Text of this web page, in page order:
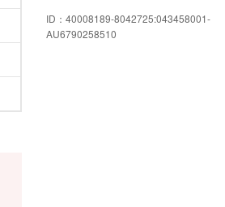
の車が展示されています!新車・未
使用車・中古車などをオールメー
ID： 40008189-8042725:043458001-
AU6790258510